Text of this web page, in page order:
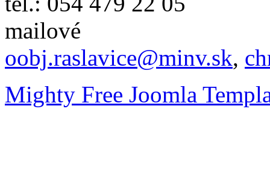
oobj.raslavice@minv.sk,
Mighty Free Joomla